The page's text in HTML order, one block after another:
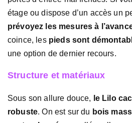
étage ou dispose d’un accès un
prévoyez les mesures à
coince, les pieds sont
une option de dernier recours.
Structure et matériaux
Sous son allure douce, le Lilo
robuste. On est sur du bois